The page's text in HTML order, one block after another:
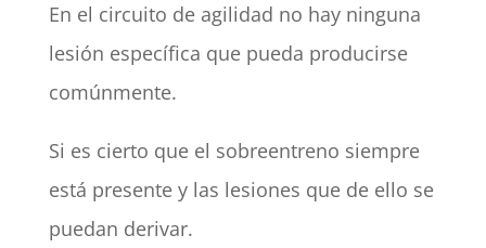
En el circuito de agilidad no hay ninguna
lesión específica que pueda producirse
comúnmente.
Si es cierto que el sobreentreno siempre
está presente y las lesiones que de ello se
puedan derivar.